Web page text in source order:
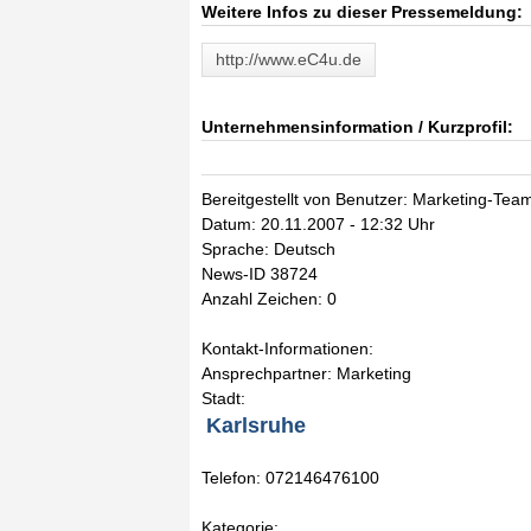
Weitere Infos zu dieser Pressemeldung:
http://www.eC4u.de
Unternehmensinformation / Kurzprofil:
Bereitgestellt von Benutzer: Marketing-
Datum: 20.11.2007 - 12:32 Uhr
Sprache: Deutsch
News-ID 38724
Anzahl Zeichen: 0
Kontakt-Informationen:
Ansprechpartner: Marketing
Stadt:
Karlsruhe
Telefon: 072146476100